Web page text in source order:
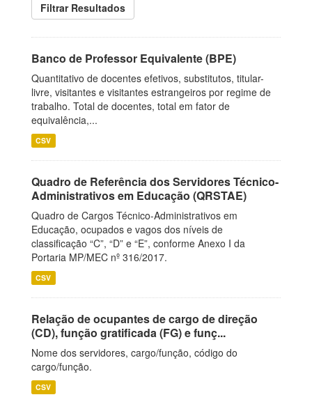
Filtrar Resultados
Banco de Professor Equivalente (BPE)
Quantitativo de docentes efetivos, substitutos, titular-
livre, visitantes e visitantes estrangeiros por regime de
trabalho. Total de docentes, total em fator de
equivalência,...
CSV
Quadro de Referência dos Servidores Técnico-
Administrativos em Educação (QRSTAE)
Quadro de Cargos Técnico-Administrativos em
Educação, ocupados e vagos dos níveis de
classificação “C”, “D” e “E”, conforme Anexo I da
Portaria MP/MEC nº 316/2017.
CSV
Relação de ocupantes de cargo de direção
(CD), função gratificada (FG) e funç...
Nome dos servidores, cargo/função, código do
cargo/função.
CSV